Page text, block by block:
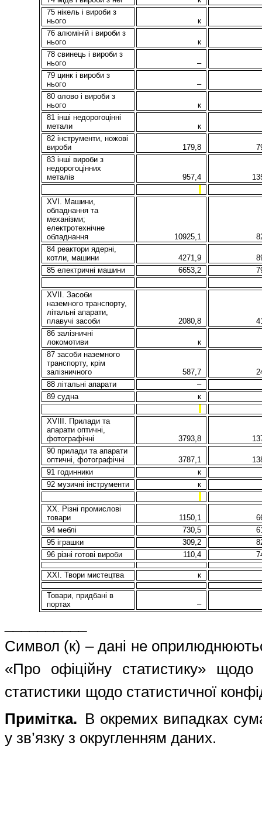
75 нікель і вироби з
нього
к
76 алюміній i вироби з
нього
к
78 свинець і вироби з
нього
–
79 цинк i вироби з
нього
–
80 олово і вироби з
нього
к
81 іншi недорогоцінні
метали
к
82 інструменти, ножові
вироби
179,8
83 іншi вироби з
недорогоцінних
металів
957,4
XVI. Машини,
обладнання та
механізми;
електротехнічне
обладнання
10925,1
84 реактори ядерні,
котли, машини
4271,9
85 електричні машини
6653,2
XVII. Засоби
наземного транспорту,
літальні апарати,
плавучі засоби
2080,8
86 залізничні
локомотиви
к
87 засоби наземного
транспорту, крім
залізничного
587,7
88 літальні апарати
–
89 судна
к
XVIII. Прилади та
апарати оптичні,
фотографічні
3793,8
90 прилади та апарати
оптичні, фотографічні
3787,1
91 годинники
к
92 музичні інструменти
к
XX. Різні промислові
товари
1150,1
94 меблі
730,5
95 іграшки
309,2
96 різні готові вироби
110,4
ХХІ. Твори мистецтва к
Товари, придбані в
портах
–
Символ (к) – дані не
«Про офіційну статистику» щодо
статистики щодо статистичної
Примітка. В окремих випадках
у зв’язку з округленням даних.